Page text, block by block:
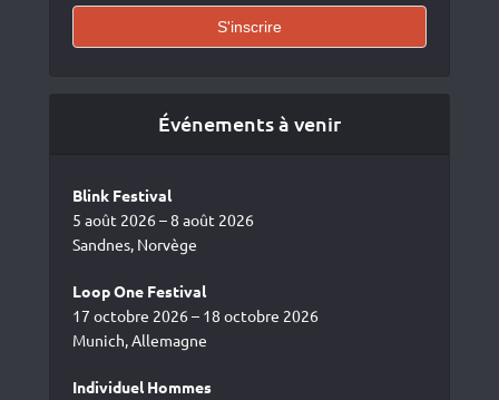
Événements à venir
Blink Festival
5 août 2026 – 8 août 2026
Sandnes, Norvège
Loop One Festival
17 octobre 2026 – 18 octobre 2026
Munich, Allemagne
Individuel Hommes